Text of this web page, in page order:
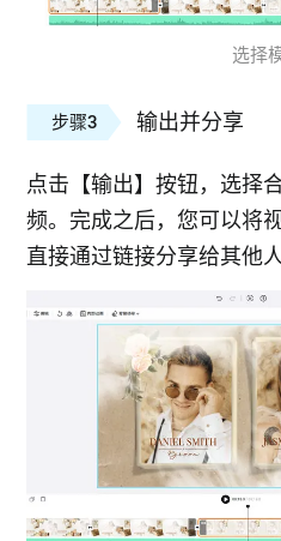
选择
步骤3 输出并分享
点击【输出】按钮，选择
频。完成之后，您可以将
直接通过链接分享给其他人